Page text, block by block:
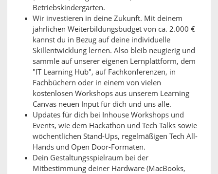
Betriebskindergarten.
Wir investieren in deine Zukunft. Mit deinem
jährlichen Weiterbildungsbudget von ca. 2.000 €
kannst du in Bezug auf deine individuelle
Skillentwicklung lernen. Also bleib neugierig und
sammle auf unserer eigenen Lernplattform, dem
"IT Learning Hub", auf Fachkonferenzen, in
Fachbüchern oder in einem von vielen
kostenlosen Workshops aus unserem Learning
Canvas neuen Input für dich und uns alle.
Updates für dich bei Inhouse Workshops und
Events, wie dem Hackathon und Tech Talks sowie
wöchentlichen Stand-Ups, regelmäßigen Tech All-
Hands und Open Door-Formaten.
Dein Gestaltungsspielraum bei der
Mitbestimmung deiner Hardware (MacBooks,